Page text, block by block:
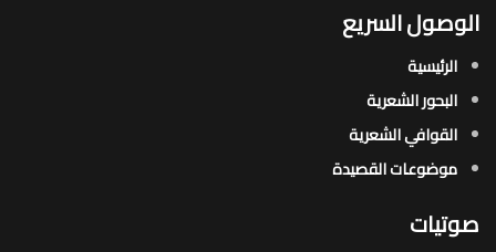
الوصول السريع
الرئيسية
البحور الشعرية​
القوافي الشعرية​
موضوعات القصيدة​
صوتيات